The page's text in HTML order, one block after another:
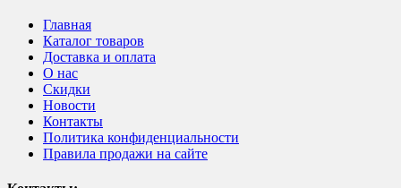
Главная
Каталог товаров
Доставка и оплата
О нас
Скидки
Новости
Контакты
Политика конфиденциальности
Правила продажи на сайте